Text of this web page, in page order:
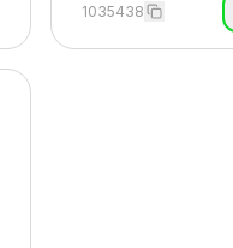
1035438